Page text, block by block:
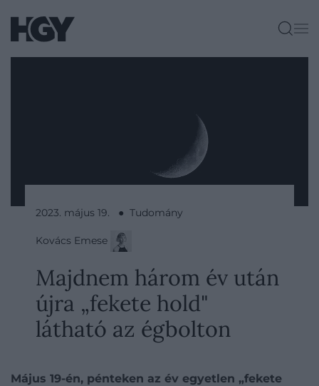
2023. május 19. ● Tudomány
Kovács Emese
Majdnem három év után
újra „fekete hold"
látható az égbolton
Május 19-én, pénteken az év egyetlen „fekete